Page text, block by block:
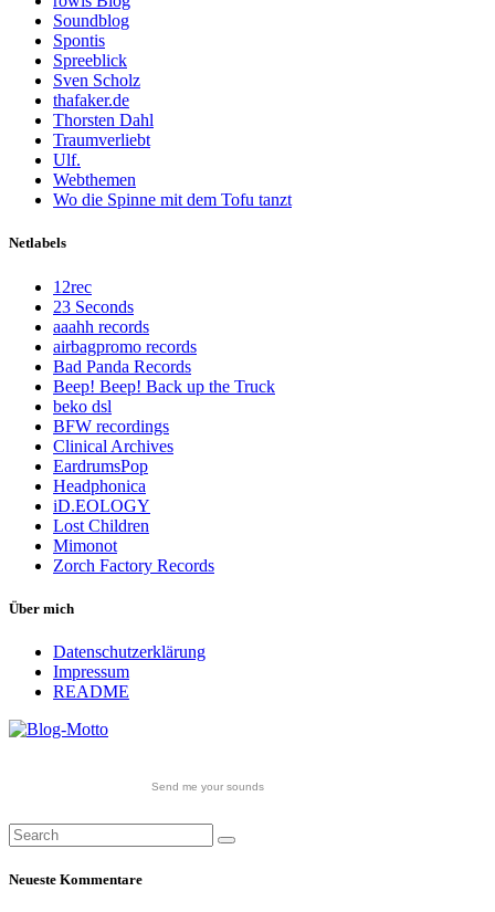
Soundblog
Spontis
Spreeblick
Sven Scholz
thafaker.de
Thorsten Dahl
Traumverliebt
Ulf.
Webthemen
Wo die Spinne mit dem Tofu tanzt
Netlabels
12rec
23 Seconds
aaahh records
airbagpromo records
Bad Panda Records
Beep! Beep! Back up the Truck
beko dsl
BFW recordings
Clinical Archives
EardrumsPop
Headphonica
iD.EOLOGY
Lost Children
Mimonot
Zorch Factory Records
Über mich
Datenschutzerklärung
Impressum
README
Send me your sounds
Neueste Kommentare